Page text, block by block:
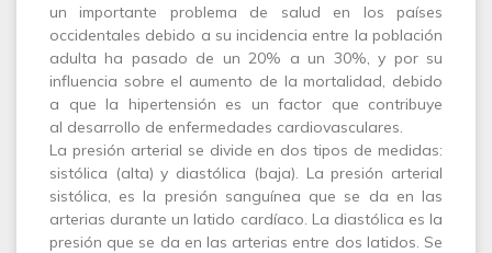
un importante problema de salud en los países
occidentales debido a su incidencia entre la población
adulta ha pasado de un 20% a un 30%, y por su
influencia sobre el aumento de la mortalidad, debido
a que la hipertensión es un factor que contribuye
al desarrollo de enfermedades cardiovasculares.
La presión arterial se divide en dos tipos de medidas:
sistólica (alta) y diastólica (baja). La presión arterial
sistólica, es la presión sanguínea que se da en las
arterias durante un latido cardíaco. La diastólica es la
presión que se da en las arterias entre dos latidos. Se